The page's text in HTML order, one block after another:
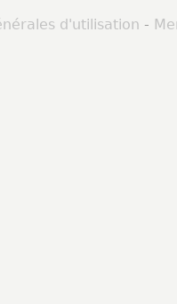
d'utilisation -